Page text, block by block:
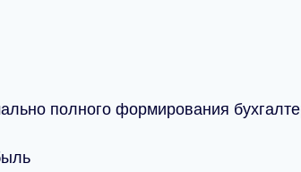
полного формирования